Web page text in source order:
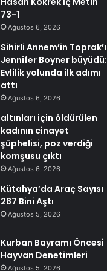
73-1
Ağustos 6, 2026
Sihirli Annem’in Toprak’ı
Jennifer Boyner büyüdü:
Evlilik yolunda ilk adımı
attı
Ağustos 6, 2026
altınları için öldürülen
kadının cinayet
şüphelisi, poz verdiği
komşusu çıktı
Ağustos 6, 2026
Kütahya’da Araç Sayısı
287 Bini Aştı
Ağustos 5, 2026
Kurban Bayramı Öncesi
Hayvan Denetimleri
Ağustos 5, 2026